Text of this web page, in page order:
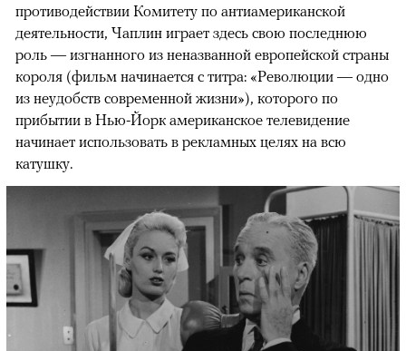
противодействии Комитету по антиамериканской
деятельности, Чаплин играет здесь свою последнюю
роль — изгнанного из неназванной европейской страны
короля (фильм начинается с титра: «Революции — одно
из неудобств современной жизни»), которого по
прибытии в Нью-Йорк американское телевидение
начинает использовать в рекламных целях на всю
катушку.